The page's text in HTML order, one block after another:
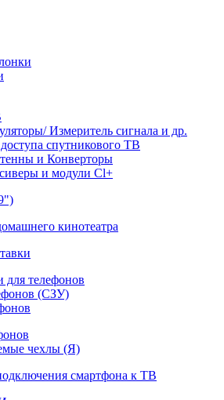
Измеритель сигнала и др.
спутникового ТВ
и Конверторы
и модули Cl+
кинотеатра
для телефонов
(СЗУ)
чехлы (Я)
смартфона к ТВ